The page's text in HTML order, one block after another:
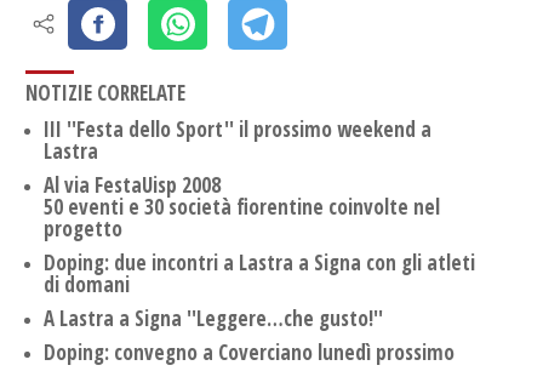
NOTIZIE CORRELATE
III ''Festa dello Sport'' il prossimo weekend a
Lastra
Al via FestaUisp 2008
50 eventi e 30 società fiorentine coinvolte nel
progetto
Doping: due incontri a Lastra a Signa con gli atleti
di domani
A Lastra a Signa ''Leggere…che gusto!''
Doping: convegno a Coverciano lunedì prossimo